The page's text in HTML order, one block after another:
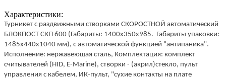
Характеристики:
Турникет с раздвижными створками СКОРОСТНОЙ автоматический
БЛОКПОСТ СКП 600 (Габариты: 1400х350х985.  Габариты упаковки:
1485х440х1040 мм), с автоматической функцией "антипаника".
Исполнение: нержавеющая сталь, Комплектация: комплект
считывателей (HID, E-Marine), створки - (акрил)стекло, пульт
управления с кабелем, ИК-пульт, "сухие контакты на плате